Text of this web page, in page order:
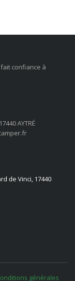
confiance à
AYTRÉ
de Vinci, 17440
générales